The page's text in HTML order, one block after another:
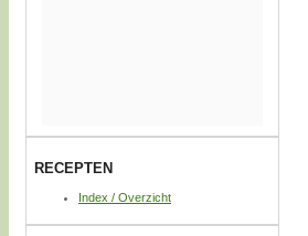
RECEPTEN
Index / Overzicht